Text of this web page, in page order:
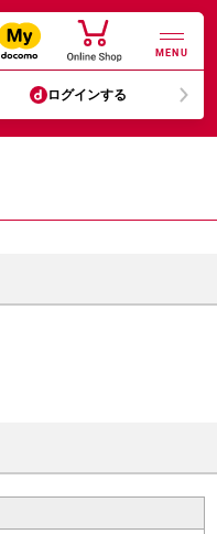
MENU
ログインする